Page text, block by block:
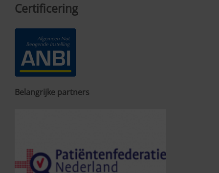
Certificering
Belangrijke partners